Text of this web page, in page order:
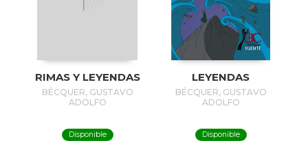
RIMAS Y LEYENDAS
BÉCQUER, GUSTAVO
ADOLFO
Disponible
LEYENDAS
BÉCQUER, GUSTAVO
ADOLFO
Disponible